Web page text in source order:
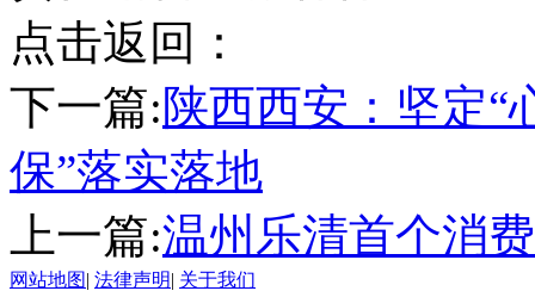
点击返回：
下一篇:陕西西安：坚定“
保”落实落地
上一篇:温州乐清首个消
网站地图| 法律声明| 关于我们